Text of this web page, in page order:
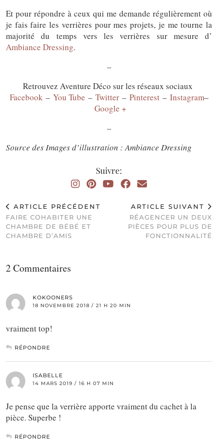
Et pour répondre à ceux qui me demande régulièrement où
je fais faire les verrières pour mes projets, je me tourne la
majorité du temps vers les verrières sur mesure d’
Ambiance Dressing.
–
Retrouvez Aventure Déco sur les réseaux sociaux
Facebook – You Tube – Twitter – Pinterest – Instagram–
Google +
–
Source des Images d’illustration : Ambiance Dressing
Suivre:
ARTICLE PRÉCÉDENT
FAIRE COHABITER UNE
CHAMBRE DE BÉBÉ ET
CHAMBRE D’AMIS
ARTICLE SUIVANT
RÉAGENCER UN DEUX
PIÈCES POUR PLUS DE
FONCTIONNALITÉ
2 Commentaires
KOKOONERS
18 NOVEMBRE 2018 / 21 H 20 MIN
vraiment top!
RÉPONDRE
ISABELLE
14 MARS 2019 / 16 H 07 MIN
Je pense que la verrière apporte vraiment du cachet à la
pièce. Superbe !
RÉPONDRE